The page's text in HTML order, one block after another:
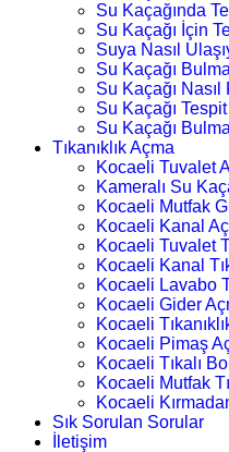
Su Kaçağında
Su Kaçağı İçin
Suya Nasıl
Su Kaçağı
Su Kaçağı
Su Kaçağı
Su Kaçağı
Tıkanıklık Açma
Kocaeli Tuvalet
Kameralı Su
Kocaeli Mutfak
Kocaeli Kanal
Kocaeli Tuvalet
Kocaeli Kanal
Kocaeli Lavabo
Kocaeli Gider
Kocaeli
Kocaeli Pimaş
Kocaeli Tıkalı
Kocaeli Mutfak
Kocaeli
Sık Sorulan Sorular
İletişim